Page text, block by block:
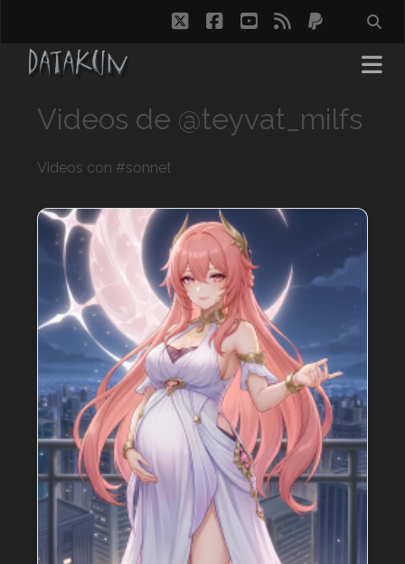
twitterfacebook
youtube
rss paypal
Videos de @teyvat_milfs
Videos con #sonnet